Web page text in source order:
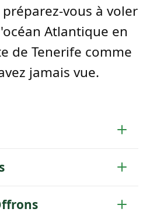
vous à voler
Atlantique en
de Tenerife comme
jamais vue.